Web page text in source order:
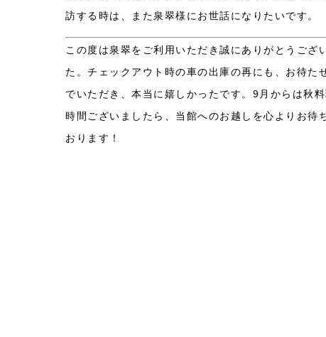
訪する時は、また泉翠様にお世話になりたいです。
この度は泉翠をご利用いただき誠にありがとうご
た。チェックアウト時の車の出庫の再にも、お待た
でいただき、本当に嬉しかったです。9月からは秋
時間ございましたら、当館へのお越しを心よりお待
おります！